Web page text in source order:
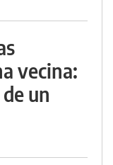
vecina:
un